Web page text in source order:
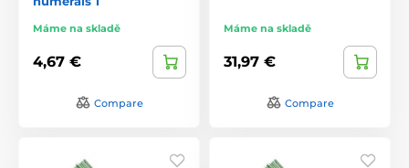
Máme na skladě
4,67 €
Compare
Máme na skladě
31,97 €
Compare